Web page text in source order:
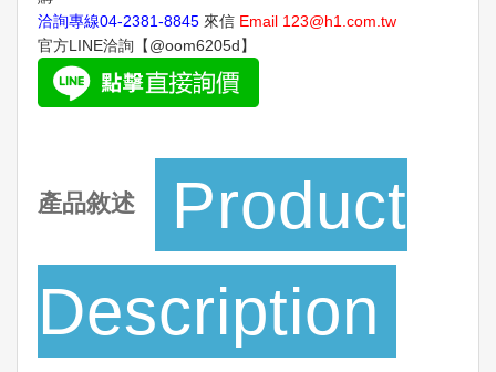
洽詢專線04-2381-8845 來信 Email 123@h1.com.tw
官方LINE洽詢【@oom6205d】
產品敘述
Product
Description